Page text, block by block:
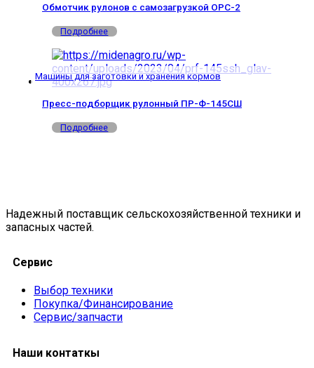
Обмотчик рулонов c самозагрузкой ОРС-2
Подробнее
Машины для заготовки и хранения кормов
Пресс-подборщик рулонный ПР-Ф-145СШ
Подробнее
Надежный поставщик сельскохозяйственной техники и
запасных частей.
Сервис
Выбор техники
Покупка/Финансирование
Сервис/запчасти
Наши контаткы